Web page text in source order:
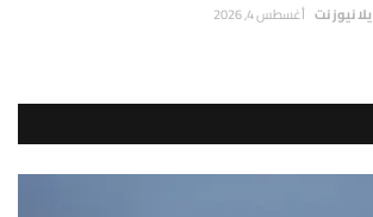
يلا نيوز نت أغسطس 4, 2026